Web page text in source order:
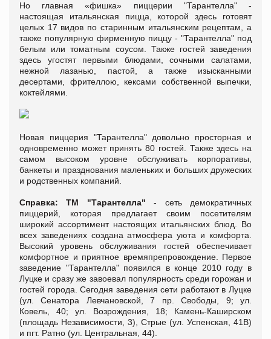
Но главная «фишка» пиццерии "Тарантелла" -
настоящая итальянская пицца, которой здесь готовят
целых 17 видов по старинным итальянским рецептам, а
также популярную фирменную пиццу - "Тарантелла" под
белым или томатным соусом. Также гостей заведения
здесь угостят первыми блюдами, сочными салатами,
нежной лазанью, пастой, а также изысканными
десертами, фрителлою, кексами собственной выпечки,
коктейлями.
Новая пиццерия "Тарантелла" довольно просторная и
одновременно может принять 80 гостей. Также здесь на
самом высоком уровне обслуживать корпоративы,
банкеты и празднования маленьких и больших дружеских
и родственных компаний.
Справка: ТМ "Тарантелла" - сеть демократичных
пиццерий, которая предлагает своим посетителям
широкий ассортимент настоящих итальянских блюд. Во
всех заведениях создана атмосфера уюта и комфорта.
Высокий уровень обслуживания гостей обеспечивает
комфортное и приятное времяпрепровождение. Первое
заведение "Тарантелла" появился в конце 2010 году в
Луцке и сразу же завоевал популярность среди горожан и
гостей города. Сегодня заведения сети работают в Луцке
(ул. Сенатора Левчановской, 7 пр. Свободы, 9; ул.
Ковель, 40; ул. Возрождения, 18; Камень-Каширском
(площадь Независимости, 3), Стрые (ул. Успенская, 41В)
и пгт. Ратно (ул. Центральная, 44).